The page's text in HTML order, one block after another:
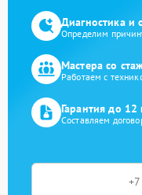
Диагностика и
Определим
Мастера со
Работаем с
Гарантия до 12
Составляем